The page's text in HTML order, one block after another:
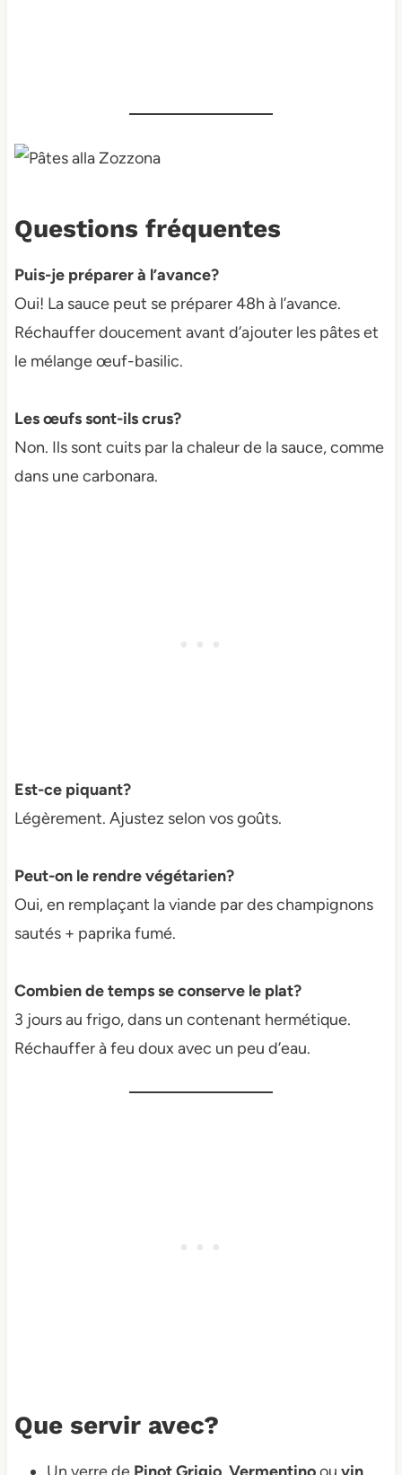
Questions fréquentes
Puis-je préparer à l’avance?
Oui! La sauce peut se préparer 48h à l’avance.
Réchauffer doucement avant d’ajouter les pâtes et
le mélange œuf-basilic.
Les œufs sont-ils crus?
Non. Ils sont cuits par la chaleur de la sauce, comme
dans une carbonara.
Est-ce piquant?
Légèrement. Ajustez selon vos goûts.
Peut-on le rendre végétarien?
Oui, en remplaçant la viande par des champignons
sautés + paprika fumé.
Combien de temps se conserve le plat?
3 jours au frigo, dans un contenant hermétique.
Réchauffer à feu doux avec un peu d’eau.
Que servir avec?